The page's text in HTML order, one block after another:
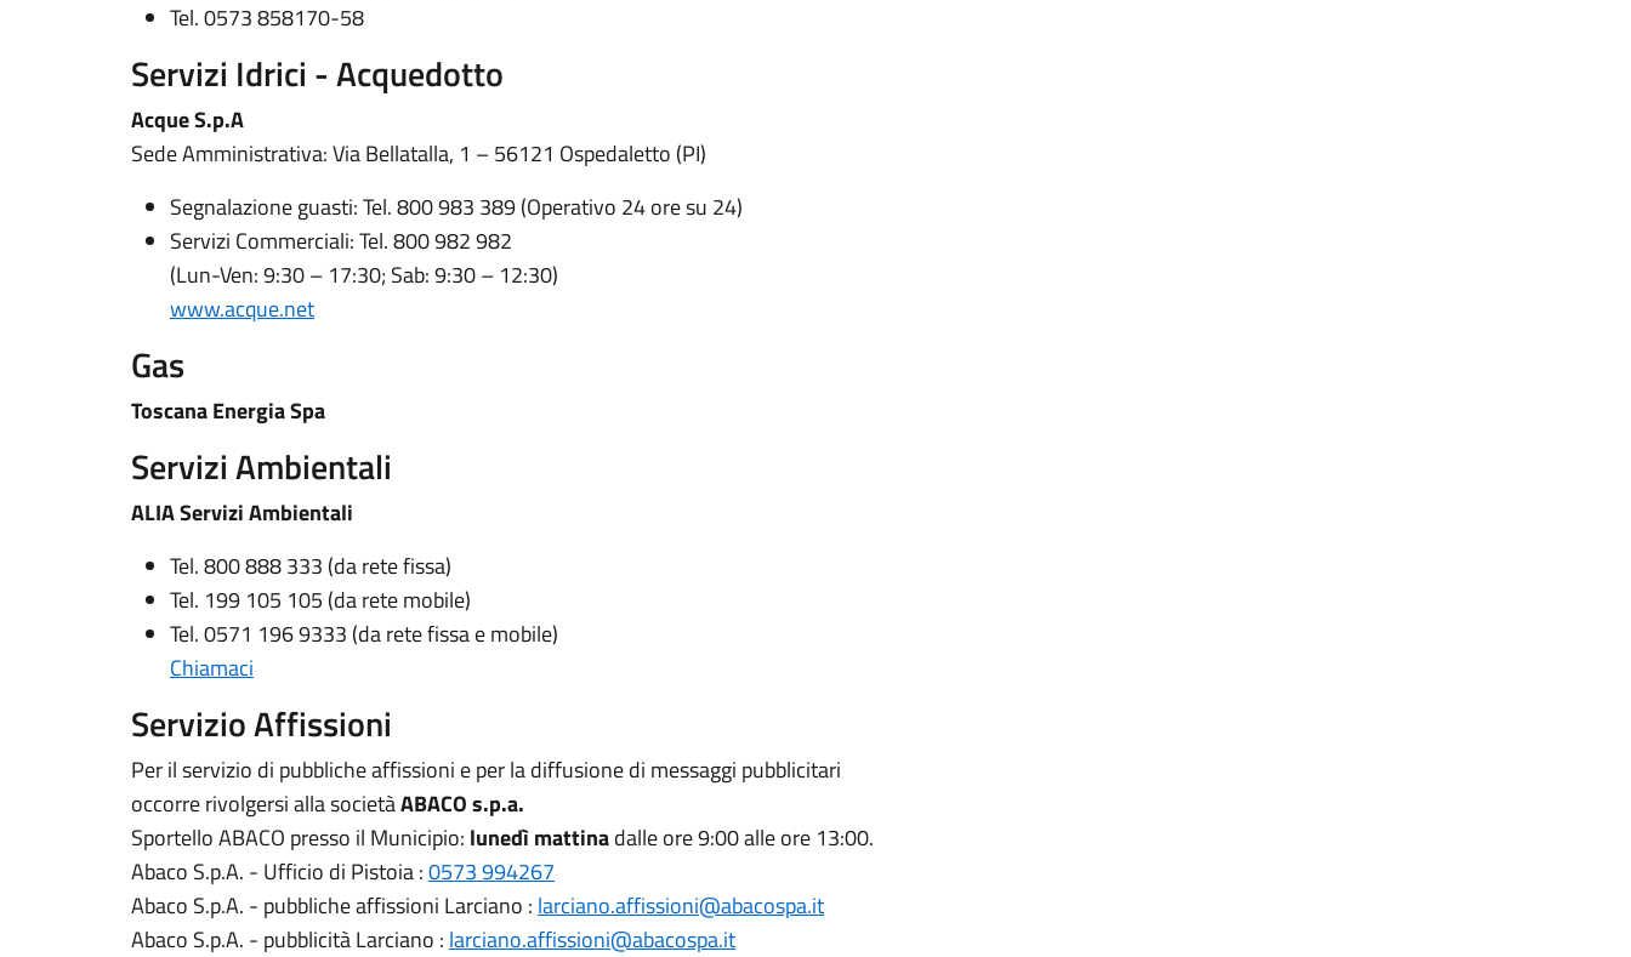
Tel. 0573 858170-58
Servizi Idrici - Acquedotto
Acque S.p.A
Sede Amministrativa: Via Bellatalla, 1 – 56121 Ospedaletto (PI)
Segnalazione guasti: Tel. 800 983 389 (Operativo 24 ore su 24)
Servizi Commerciali: Tel. 800 982 982
(Lun-Ven: 9:30 – 17:30; Sab: 9:30 – 12:30)
www.acque.net
Gas
Toscana Energia Spa
Servizi Ambientali
ALIA Servizi Ambientali
Tel. 800 888 333 (da rete fissa)
Tel. 199 105 105 (da rete mobile)
Tel. 0571 196 9333 (da rete fissa e mobile)
Chiamaci
Servizio Affissioni
Per il servizio di pubbliche affissioni e per la diffusione di messaggi pubblicitari
occorre rivolgersi alla societàABACO s.p.a.
Sportello ABACO presso il Municipio: lunedì mattinadalle ore 9:00 alle ore 13:00.
Abaco S.p.A. - Ufficio di Pistoia :0573 994267
Abaco S.p.A. - pubbliche affissioni Larciano : larciano.affissioni@abacospa.it
Abaco S.p.A. - pubblicità Larciano : larciano.affissioni@abacospa.it